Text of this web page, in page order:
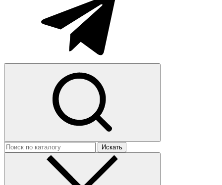
Искать